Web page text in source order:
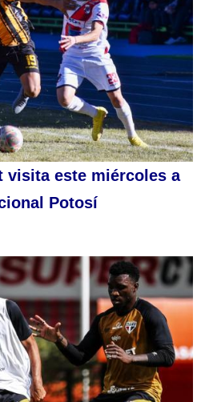
visita este miércoles a
Potosí